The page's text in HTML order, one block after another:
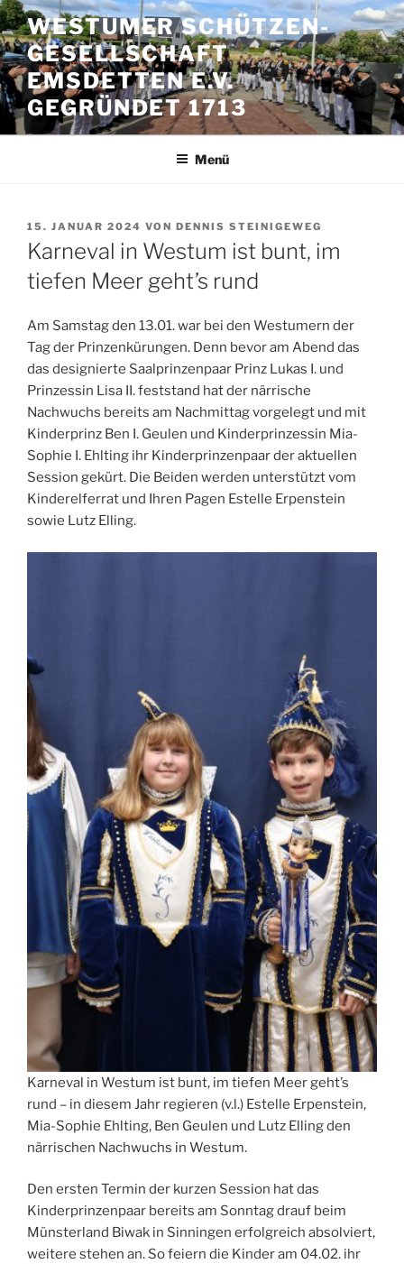
Zum
Inhalt
springen
WESTUMER SCHÜTZEN-
GESELLSCHAFT
EMSDETTEN E.V.
GEGRÜNDET 1713
Menü
VERÖFFENTLICHT
AM
15. JANUAR 2024 VON DENNIS STEINIGEWEG
Karneval in Westum ist bunt, im
tiefen Meer geht’s rund
Am Samstag den 13.01. war bei den Westumern der
Tag der Prinzenkürungen. Denn bevor am Abend das
das designierte Saalprinzenpaar Prinz Lukas I. und
Prinzessin Lisa II. feststand hat der närrische
Nachwuchs bereits am Nachmittag vorgelegt und mit
Kinderprinz Ben I. Geulen und Kinderprinzessin Mia-
Sophie I. Ehlting ihr Kinderprinzenpaar der aktuellen
Session gekürt. Die Beiden werden unterstützt vom
Kinderelferrat und Ihren Pagen Estelle Erpenstein
sowie Lutz Elling.
Karneval in Westum ist bunt, im tiefen Meer geht’s
rund – in diesem Jahr regieren (v.l.) Estelle Erpenstein,
Mia-Sophie Ehlting, Ben Geulen und Lutz Elling den
närrischen Nachwuchs in Westum.
Den ersten Termin der kurzen Session hat das
Kinderprinzenpaar bereits am Sonntag drauf beim
Münsterland Biwak in Sinningen erfolgreich absolviert,
weitere stehen an. So feiern die Kinder am 04.02. ihr